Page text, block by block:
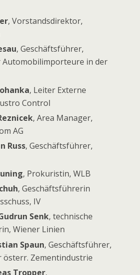
, Vorstandsdirektor,
, Geschäftsführer,
Automobilimporteure in der
, Leiter Externe
Control
, Area Manager,
AG
Russ, Geschäftsführer,
, Prokuristin, WLB
, Geschäftsführerin
IV
Senk, technische
Wiener Linien
Spaun, Geschäftsführer,
österr. Zementindustrie
Tropper,